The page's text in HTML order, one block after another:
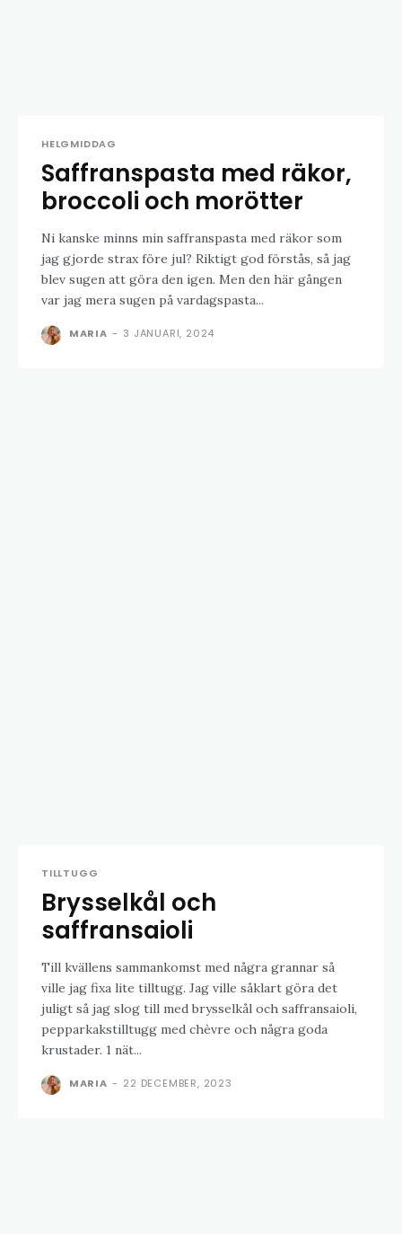
HELGMIDDAG
Saffranspasta med räkor,
broccoli och morötter
Ni kanske minns min saffranspasta med räkor som
jag gjorde strax före jul? Riktigt god förstås, så jag
blev sugen att göra den igen. Men den här gången
var jag mera sugen på vardagspasta...
MARIA - 3 JANUARI, 2024
TILLTUGG
Brysselkål och
saffransaioli
Till kvällens sammankomst med några grannar så
ville jag fixa lite tilltugg. Jag ville såklart göra det
juligt så jag slog till med brysselkål och saffransaioli,
pepparkakstilltugg med chèvre och några goda
krustader. 1 nät...
MARIA - 22 DECEMBER, 2023